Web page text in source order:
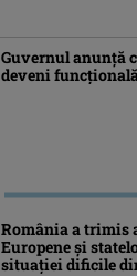
Guvernul anunță
deveni
România a trimis
Europene și
situației dificile